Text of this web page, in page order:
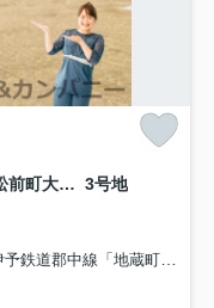
松前町南黒田のおトチ3号地 伊予郡松前町大字南黒田売土地 3号地
鉄道郡中線「地蔵町」駅 徒歩10分